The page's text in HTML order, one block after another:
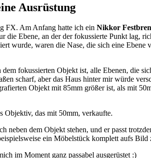
Ausrüstung
FX. Am Anfang hatte ich ein Nikkor
Ebene, an der der fokussierte Punkt lag,
wurde, waren die Nase, die sich eine Ebene
fokussierten Objekt ist, alle Ebenen, die
scharf, aber das Haus hinter mir würde
Objekt mit 85mm größer ist, als mit
Objektiv, das mit 50mm, verkaufte.
dem Objekt stehen, und er passt
ein Möbelstück komplett aufs Bild
im Moment ganz passabel ausgerüstet :)